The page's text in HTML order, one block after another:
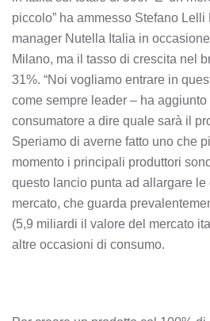
piccolo” ha ammesso Stefano
manager Nutella Italia in
Milano, ma il tasso di crescita nel
31%. “Noi vogliamo entrare in
come sempre leader – ha aggiunto
consumatore a dire quale sarà il
Speriamo di averne fatto uno che
momento i principali produttori
questo lancio punta ad allargare
mercato, che guarda
(5,9 miliardi il valore del mercato
altre occasioni di consumo.